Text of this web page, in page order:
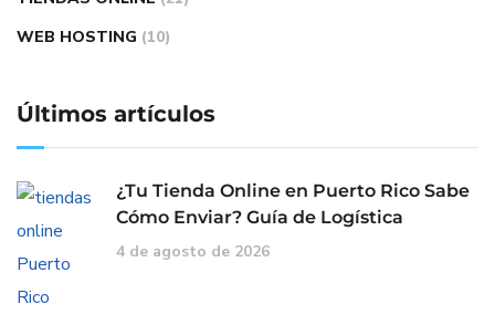
WEB HOSTING (10)
Últimos artículos
¿Tu Tienda Online en Puerto Rico Sabe
Cómo Enviar? Guía de Logística
4 de agosto de 2026